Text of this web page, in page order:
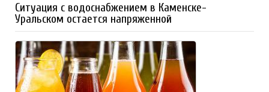
Ситуация с водоснабжением в Каменске-
Уральском остается напряженной